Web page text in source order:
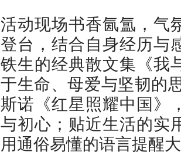
活动现场书香氤氲，气
登台，结合自身经历与
铁生的经典散文集《我
于生命、母爱与坚韧的
斯诺《红星照耀中国》
与初心；贴近生活的实
用通俗易懂的语言提醒